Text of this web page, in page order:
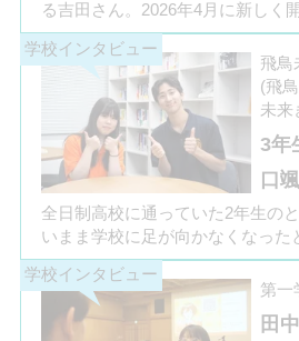
る吉田さん。2026年4月に新しく
う高等学校 柏キャンパスの1年生
生の公立入試直前に「自分らしく
ける環境を選びたい」と思い、
た。今回は吉田さん、同キャンパ
制高校の学校生活の様子や雰囲気
いただきました。お互いの話から
話や行事を通じて育まれた、先生
係もうかがえました。
飛鳥
(飛
未来
3年
口
全日制高校に通っていた2年生の
いまま学校に足が向かなくなった
相談会で感じた先生の「温かさ」
きぼう高等学校の町田キャンパス
た。現在は同校に3年生として在
キャンパスでは未来の後輩たちの
第一
田